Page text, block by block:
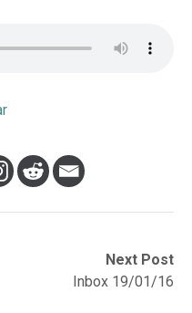
Next Post
Inbox 19/01/16